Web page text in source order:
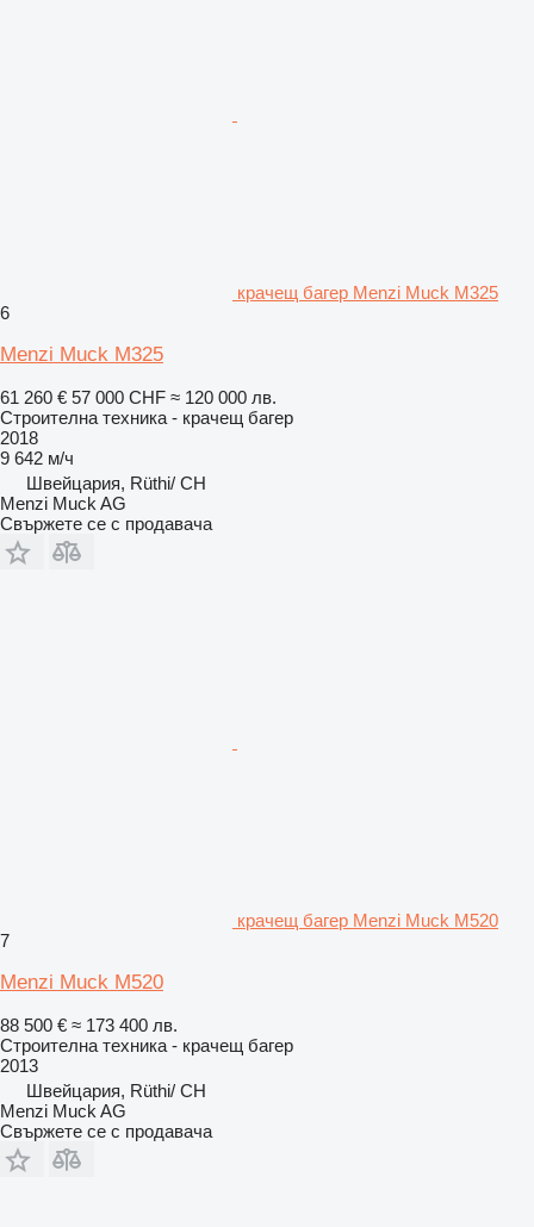
крачещ багер Menzi Muck M325
6
Menzi Muck M325
61 260 € 57 000 CHF ≈ 120 000 лв.
Строителна техника - крачещ багер
2018
9 642 м/ч
Швейцария, Rüthi/ CH
Menzi Muck AG
Свържете се с продавача
крачещ багер Menzi Muck M520
7
Menzi Muck M520
88 500 € ≈ 173 400 лв.
Строителна техника - крачещ багер
2013
Швейцария, Rüthi/ CH
Menzi Muck AG
Свържете се с продавача